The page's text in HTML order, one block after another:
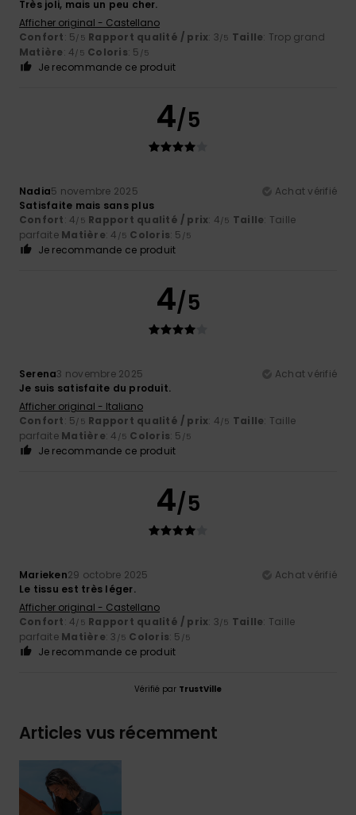
Très joli, mais un peu cher.
Afficher original - Castellano
Confort: 5/5 Rapport qualité / prix: 3/5 Taille: Trop grand
Matière: 4/5 Coloris: 5 /5
Je recommande ce produit
4/5
Nadia5 novembre 2025
Achat vérifié
Satisfaite mais sans plus
Confort: 4/5 Rapport qualité / prix: 4/5 Taille: Taille
parfaite Matière: 4 /5 Coloris: 5 /5
Je recommande ce produit
4/5
Serena3 novembre 2025
Achat vérifié
Je suis satisfaite du produit.
Afficher original - Italiano
Confort: 5/5 Rapport qualité / prix: 4/5 Taille: Taille
parfaite Matière: 4 /5 Coloris: 5 /5
Je recommande ce produit
4/5
Marieken29 octobre 2025
Achat vérifié
Le tissu est très léger.
Afficher original - Castellano
Confort: 4/5 Rapport qualité / prix: 3/5 Taille: Taille
parfaite Matière: 3 /5 Coloris: 5 /5
Je recommande ce produit
Vérifié par TrustVille
Articles vus récemment